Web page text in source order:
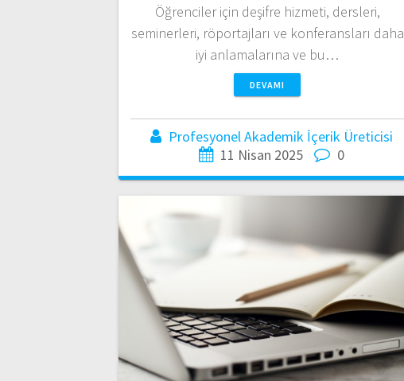
Öğrenciler için deşifre hizmeti, dersleri,
seminerleri, röportajları ve konferansları daha
iyi anlamalarına ve bu…
DEVAMI
Profesyonel Akademik İçerik Üreticisi
11 Nisan 2025
0